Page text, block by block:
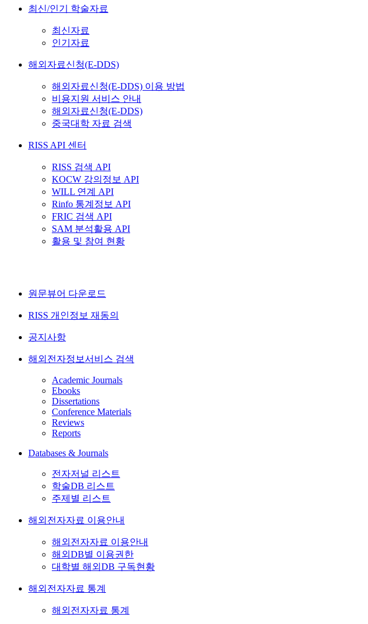
최신/인기 학술자료
최신자료
인기자료
해외자료신청(E-DDS)
해외자료신청(E-DDS) 이용 방법
비용지원 서비스 안내
해외자료신청(E-DDS)
중국대학 자료 검색
RISS API 센터
RISS 검색 API
KOCW 강의정보 API
WILL 연계 API
Rinfo 통계정보 API
FRIC 검색 API
SAM 분석활용 API
활용 및 참여 현황
원문뷰어 다운로드
RISS 개인정보 재동의
공지사항
해외전자정보서비스 검색
Academic Journals
Ebooks
Dissertations
Conference Materials
Reviews
Reports
Databases & Journals
전자저널 리스트
학술DB 리스트
주제별 리스트
해외전자자료 이용안내
해외전자자료 이용안내
해외DB별 이용권한
대학별 해외DB 구독현황
해외전자자료 통계
해외전자자료 통계